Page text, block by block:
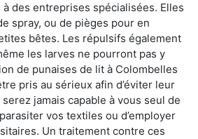
des entreprises spécialisées. Elles
spray, ou de pièges pour en
bêtes. Les répulsifs également
les larves ne pourront pas y
de punaises de lit à Colombelles
pris au sérieux afin d’éviter leur
jamais capable à vous seul de
vos textiles ou d’employer
Un traitement contre ces